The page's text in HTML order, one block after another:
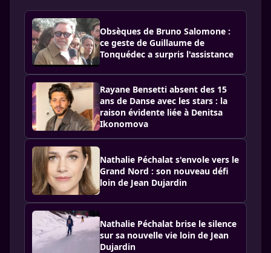
Obsèques de Bruno Salomone :
ce geste de Guillaume de
Tonquédec a surpris l'assistance
Rayane Bensetti absent des 15
ans de Danse avec les stars : la
raison évidente liée à Denitsa
Ikonomova
Nathalie Péchalat s'envole vers le
Grand Nord : son nouveau défi
loin de Jean Dujardin
Nathalie Péchalat brise le silence
sur sa nouvelle vie loin de Jean
Dujardin